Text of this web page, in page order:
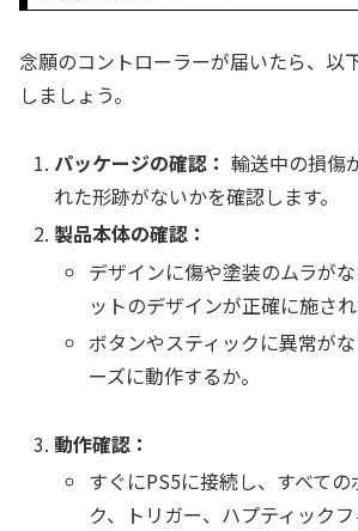
念願のコントローラーが届いたら、以
しましょう。
パッケージの確認： 輸送中の損傷
れた形跡がないかを確認します。
製品本体の確認：
デザインに傷や塗装のムラが
ットのデザインが正確に施され
ボタンやスティックに異常が
ーズに動作するか。
動作確認：
すぐにPS5に接続し、すべての
ク、トリガー、ハプティック